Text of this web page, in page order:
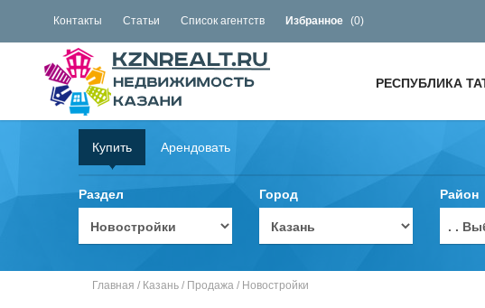
Контакты Статьи Список агентств Избранное (0)
РЕСПУБЛИКА
Купить Арендовать
Раздел Город Район
. .
Главная / Казань / Продажа / Новостройки